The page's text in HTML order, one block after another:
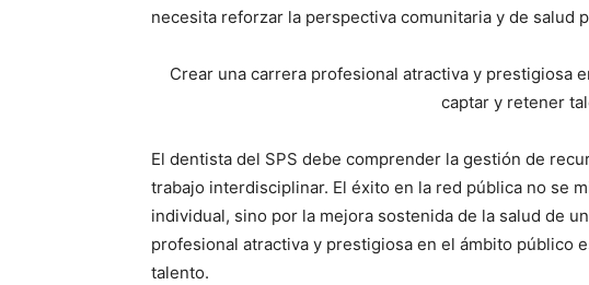
necesita reforzar la perspectiva comunitaria y de salud
Crear una carrera profesional atractiva y prestigiosa
captar y retener
El dentista del SPS debe comprender la gestión de
trabajo interdisciplinar. El éxito en la red pública no se
individual, sino por la mejora sostenida de la salud de
profesional atractiva y prestigiosa en el ámbito público
talento.